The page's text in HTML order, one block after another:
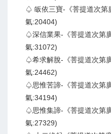
♤ 皈依三寶-《菩提道次第
氣:20404)
♤深信業果-《菩提道次第
氣:31072)
♤希求解脫-《菩提道次第
氣:24462)
♤思惟苦諦-《菩提道次第
氣:34194)
♤思惟集諦-《菩提道次第
氣:27329)